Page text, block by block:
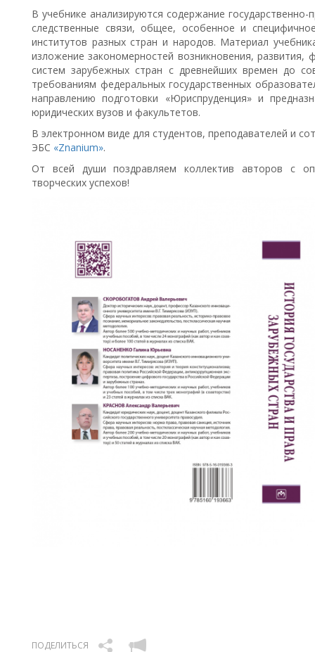
В учебнике анализируются содержание
следственные связи, общее, особенное и
институтов разных стран и народов. Материал
изложение закономерностей возникновения, развития,
систем зарубежных стран с древнейших времен до
требованиям федеральных государственных
направлению подготовки «Юриспруденция» и
юридических вузов и факультетов.
В электронном виде для студентов, преподавателей и
ЭБС «Znanium».
От всей души поздравляем коллектив авторов с
творческих успехов!
ПОДЕЛИТЬСЯ